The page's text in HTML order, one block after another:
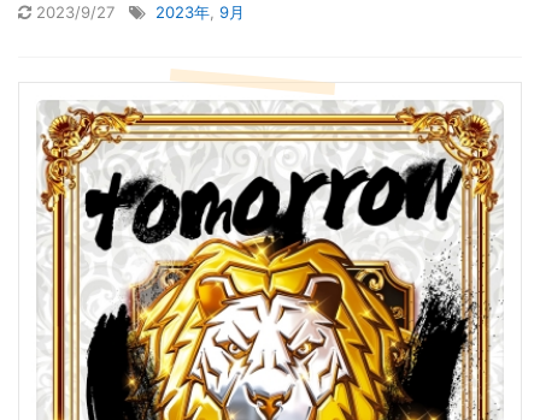
2023/9/27 2023年 9月